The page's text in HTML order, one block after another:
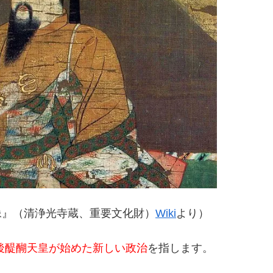
（清浄光寺蔵、重要文化財） Wikiより）
醍醐天皇が始めた新しい政治を指します。